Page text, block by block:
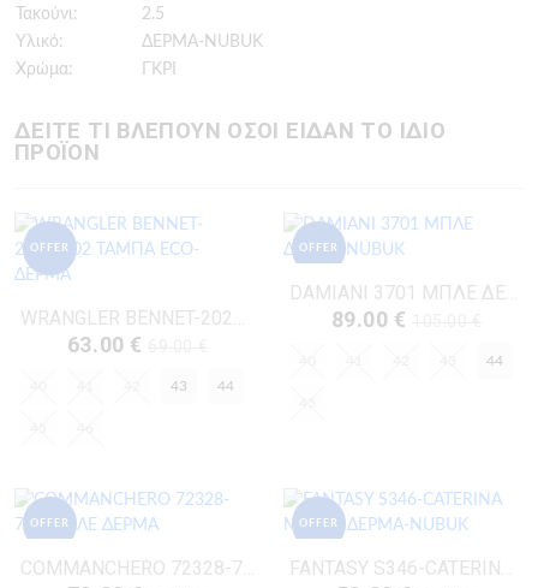
Τακούνι:
2.5
Υλικό:
ΔΕΡΜΑ-NUBUK
Χρώμα:
ΓΚΡΙ
ΔΕΙΤΕ ΤΙ ΒΛΕΠΟΥΝ ΟΣΟΙ ΕΙΔΑΝ ΤΟ ΙΔΙΟ
ΠΡΟΪΟΝ
OFFER
WRANGLER BENNET-20251002 ΤΑΜΠΑ ECO-ΔΕΡΜΑ
63.00 €
43 44
OFFER
DAMIANI 3701 ΜΠΛΕ ΔΕΡΜΑ-NUBUK
89.00 €
44
OFFER
COMMANCHERO 72328-727 ΜΠΛΕ ΔΕΡΜΑ
OFFER
FANTASY S346-CATERINA ΜΑΥΡΟ ΔΕΡΜΑ-NUBUK